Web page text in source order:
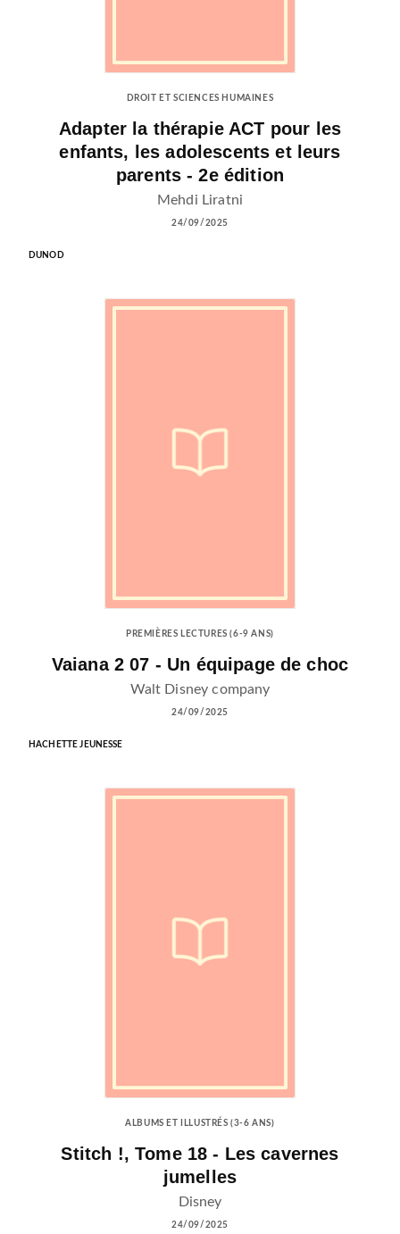
DROIT ET SCIENCES HUMAINES
Adapter la thérapie ACT pour les
enfants, les adolescents et leurs
parents - 2e édition
Mehdi Liratni
24/09/2025
DUNOD
PREMIÈRES LECTURES (6-9 ANS)
Vaiana 2 07 - Un équipage de choc
Walt Disney company
24/09/2025
HACHETTE JEUNESSE
ALBUMS ET ILLUSTRÉS (3-6 ANS)
Stitch !, Tome 18 - Les cavernes
jumelles
Disney
24/09/2025